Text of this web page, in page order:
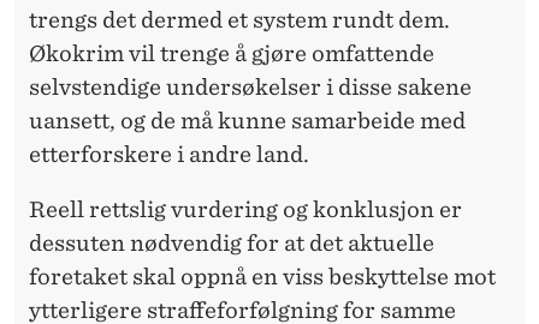
trengs det dermed et system rundt dem.
Økokrim vil trenge å gjøre omfattende
selvstendige undersøkelser i disse sakene
uansett, og de må kunne samarbeide med
etterforskere i andre land.
Reell rettslig vurdering og konklusjon er
dessuten nødvendig for at det aktuelle
foretaket skal oppnå en viss beskyttelse mot
ytterligere straffeforfølgning for samme